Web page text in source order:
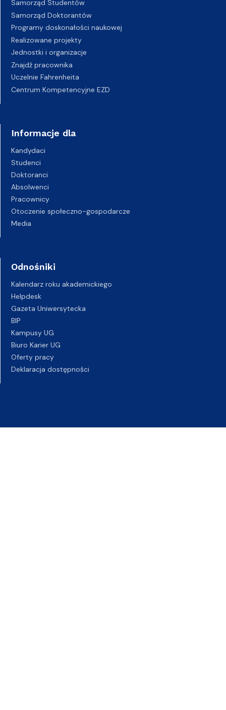
Samorząd Studentów
Samorząd Doktorantów
Programy doskonałości naukowej
Realizowane projekty
Jednostki i organizacje
Znajdź pracownika
Uczelnie Fahrenheita
Centrum Kompetencyjne EZD
Informacje dla
Kandydaci
Studenci
Doktoranci
Absolwenci
Pracownicy
Otoczenie społeczno-gospodarcze
Media
Odnośniki
Kalendarz roku akademickiego
Helpdesk
Gazeta Uniwersytecka
BIP
Kampusy UG
Biuro Karier UG
Oferty pracy
Deklaracja dostępności